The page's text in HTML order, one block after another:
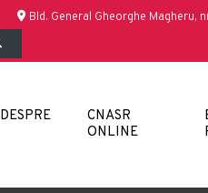
Bld. General Gheorghe Magheru,
DESPRE
CNASR
ONLINE